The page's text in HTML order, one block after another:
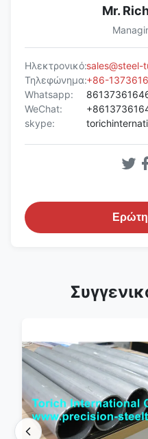
Mr.
Ηλεκτρονικό:sales@steel-
Τηλεφώνημα:+86-
Whatsapp:
WeChat:
skype: